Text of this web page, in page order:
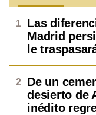
Las
Madrid
le
De un
desierto de
inédito